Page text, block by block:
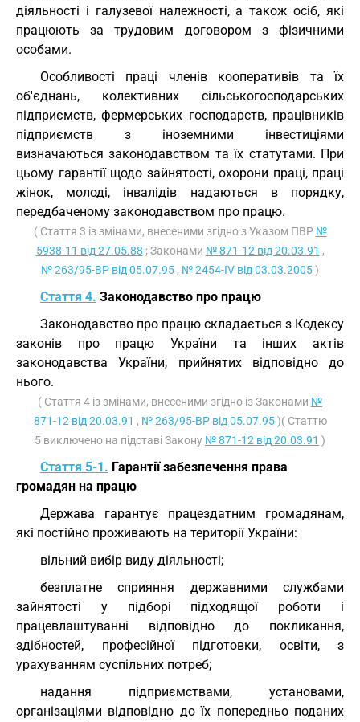
діяльності і галузевої належності, а також осіб, які
працюють за трудовим договором з фізичними
особами.
Особливості праці членів кооперативів та їх
об'єднань, колективних сільськогосподарських
підприємств, фермерських господарств, працівників
підприємств з іноземними інвестиціями
визначаються законодавством та їх статутами. При
цьому гарантії щодо зайнятості, охорони праці, праці
жінок, молоді, інвалідів надаються в порядку,
передбаченому законодавством про працю.
( Стаття 3 із змінами, внесеними згідно з Указом ПВР №
5938-11 від 27.05.88 ; Законами № 871-12 від 20.03.91 ,
№ 263/95-ВР від 05.07.95 , № 2454-IV від 03.03.2005)
Стаття 4. Законодавство про працю
Законодавство про працю складається з Кодексу
законів про працю України та інших актів
законодавства України, прийнятих відповідно до
нього.
( Стаття 4 із змінами, внесеними згідно із Законами №
871-12 від 20.03.91 , № 263/95-ВР від 05.07.95)( Статтю
5 виключено на підставі Закону № 871-12 від 20.03.91 )
Стаття 5-1. Гарантії забезпечення права
громадян на працю
Держава гарантує працездатним громадянам,
які постійно проживають на території України:
вільний вибір виду діяльності;
безплатне сприяння державними службами
зайнятості у підборі підходящої роботи і
працевлаштуванні відповідно до покликання,
здібностей, професійної підготовки, освіти, з
урахуванням суспільних потреб;
надання підприємствами, установами,
організаціями відповідно до їх попередньо поданих